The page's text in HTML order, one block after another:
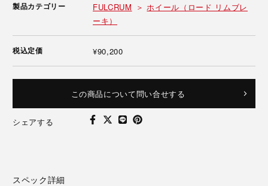
製品カテゴリー FULCRUM
ホイール（ロード リムブレ
ーキ）
税込定価 ¥90,200
この商品について問い合せする
シェアする
スペック詳細